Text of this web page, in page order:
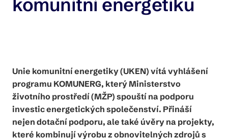
komunitní energetiku
Unie komunitní energetiky (UKEN) vítá vyhlášení
programu KOMUNERG, který Ministerstvo
životního prostředí (MŽP) spouští na podporu
investic energetických společenství. Přináší
nejen dotační podporu, ale také úvěry na projekty,
které kombinují výrobu z obnovitelných zdrojů s